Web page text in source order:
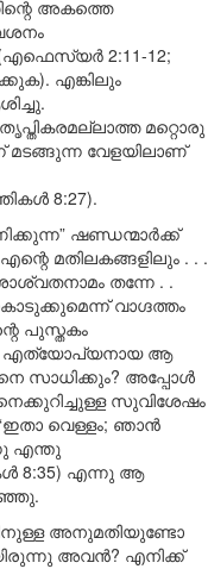
അകത്തെ
(എഫെസ്യർ 2:11-12;
എങ്കിലും
മറ്റൊരു
മടങ്ങുന്ന വേളയിലാണ്
8:27).
ഷണ്ഡന്മാർക്ക്
മതിലകങ്ങളിലും . . .
തന്നേ . .
വാഗ്ദത്തം
പുസ്തകം
എത്യോപ്യനായ ആ
സാധിക്കും? അപ്പോൾ
സുവിശേഷം
“ഇതാ വെള്ളം; ഞാൻ
എന്തു
8:35) എന്നു ആ
അനുമതിയുണ്ടോ
അവൻ? എനിക്ക്